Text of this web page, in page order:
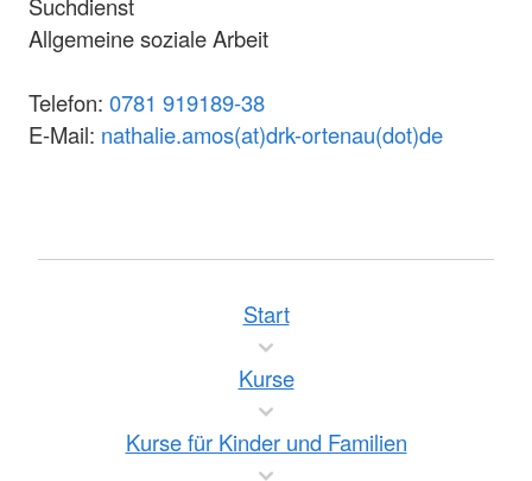
Allgemeine soziale Arbeit
Telefon: 0781 919189-38
E-Mail: nathalie.amos(at)drk-ortenau(dot)de
Start
Kurse
Kurse für Kinder und Familien